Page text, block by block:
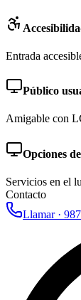
Entrada
Público
Amigable con
Opciones
Servicios en el
Contacto
Llamar ·